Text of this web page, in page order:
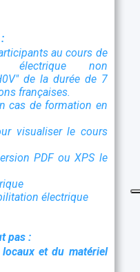
au cours de
électrique non
la durée de 7
françaises.
cas de formation en
visualiser le cours
PDF ou XPS le
électrique
pas :
et du matériel